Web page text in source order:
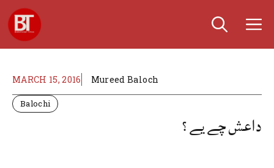
Skip
to
content
MARCH 15, 2016 Mureed Baloch
Balochi
داعش چے یے؟